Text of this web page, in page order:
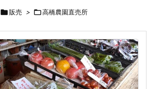
販売 > 高橋農園直売所